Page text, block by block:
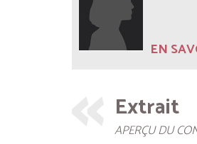
EN
Extrait
APERÇU DU